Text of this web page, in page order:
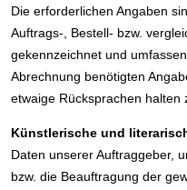
Die erforderlichen Angaben
Auftrags-, Bestell- bzw.
gekennzeichnet und
Abrechnung benötigten
etwaige Rücksprachen halten
Künstlerische und
Daten unserer Auftraggeber,
bzw. die Beauftragung der